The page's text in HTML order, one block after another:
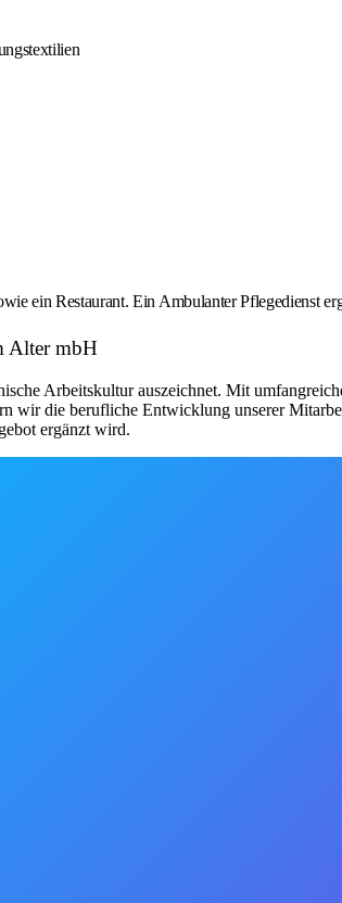
ein Restaurant. Ein Ambulanter Pflegedienst
Alter mbH
Arbeitskultur auszeichnet. Mit
wir die berufliche Entwicklung unserer
ergänzt wird.